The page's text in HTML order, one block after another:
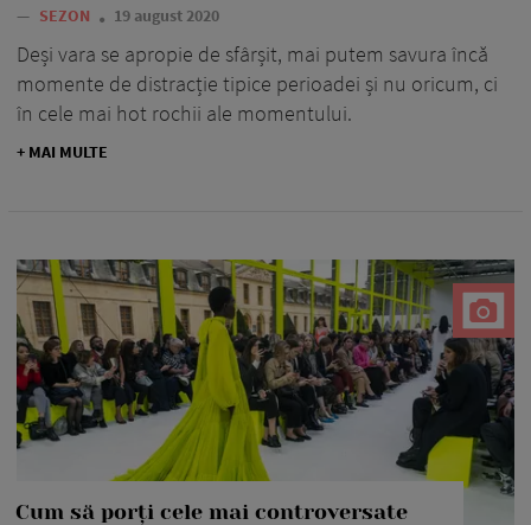
— SEZON 19 august 2020
Deși vara se apropie de sfârșit, mai putem savura încă
momente de distracție tipice perioadei și nu oricum, ci
în cele mai hot rochii ale momentului.
+ MAI MULTE
Cum să porți cele mai controversate